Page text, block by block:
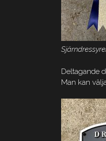
Deltagande
Man kan